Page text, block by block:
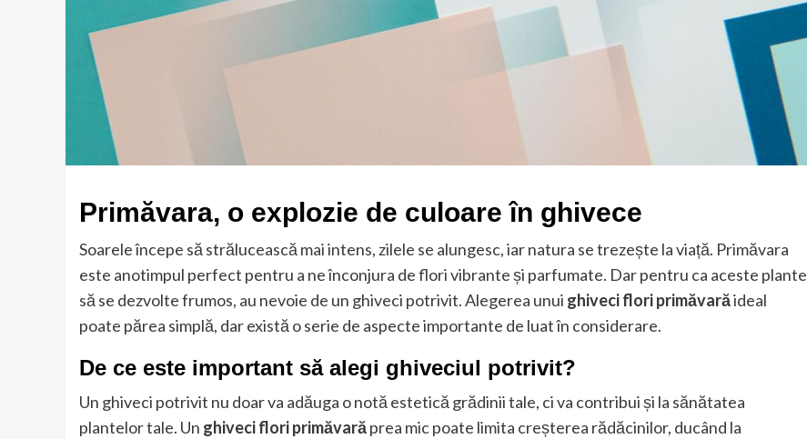
Primăvara, o explozie de culoare în ghivece
Soarele începe să strălucească mai intens, zilele se alungesc, iar natura se trezește la viață. Primăvara
este anotimpul perfect pentru a ne înconjura de flori vibrante și parfumate. Dar pentru ca aceste plante
să se dezvolte frumos, au nevoie de un ghiveci potrivit. Alegerea unui ghiveci flori primăvarăideal
poate părea simplă, dar există o serie de aspecte importante de luat în considerare.
De ce este important să alegi ghiveciul potrivit?
Un ghiveci potrivit nu doar va adăuga o notă estetică grădinii tale, ci va contribui și la sănătatea
plantelor tale. Un ghiveci flori primăvarăprea mic poate limita creșterea rădăcinilor, ducând la